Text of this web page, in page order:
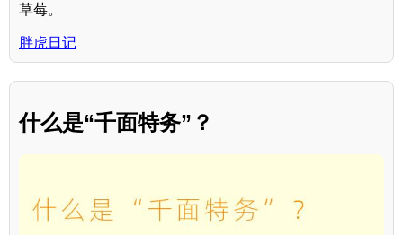
草莓。
胖虎日记
什么是“千面特务”？